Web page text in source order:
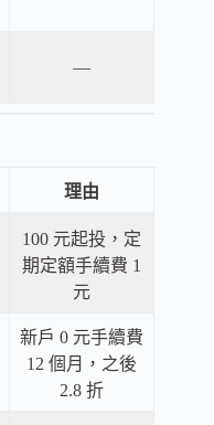
—
理由
100 元起投，定
期定額手續費 1
元
新戶 0 元手續費
12 個月，之後
2.8 折